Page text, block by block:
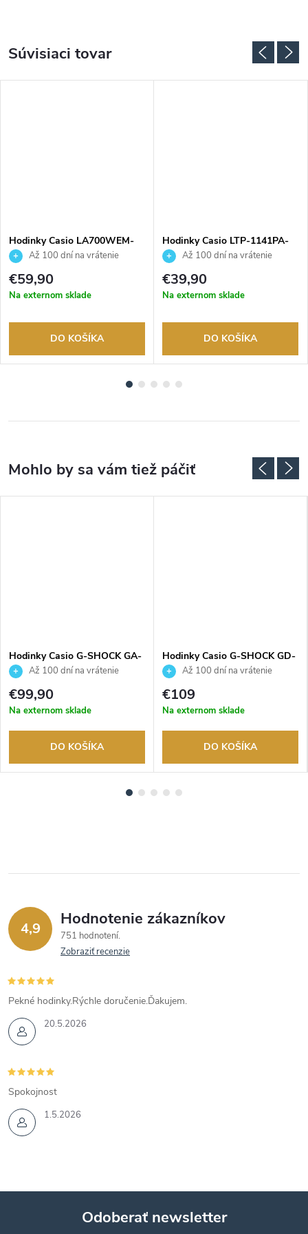
Súvisiaci tovar
Hodinky Casio LA700WEM-
4AEFAž 100 dní na vrátenie
tovaru. Autorizovaný predajca.
€59,90
Na externom sklade
DO KOŠÍKA
Hodinky Casio LTP-1141PA-
7BEGAž 100 dní na vrátenie
tovaru. Autorizovaný predajca.
€39,90
Na externom sklade
DO KOŠÍKA
Hodinky Casio G-SHOCK GA-
2100-1A3ER
Až 100 dní na vrátenie
tovaru. Autorizovaný predajca.
€99,90
Na externom sklade
DO KOŠÍKA
Hodinky Casio G-SHOCK GD-
010-1A1ER
Až 100 dní na vrátenie
tovaru. Autorizovaný predajca.
€109
Na externom sklade
DO KOŠÍKA
4,9 Hodnotenie zákazníkov
751 hodnotení
Zobraziť recenzie
20.5.2026
Pekné hodinky.Rýchle doručenie.Ďakujem.
1.5.2026
Spokojnost
Odoberať newsletter